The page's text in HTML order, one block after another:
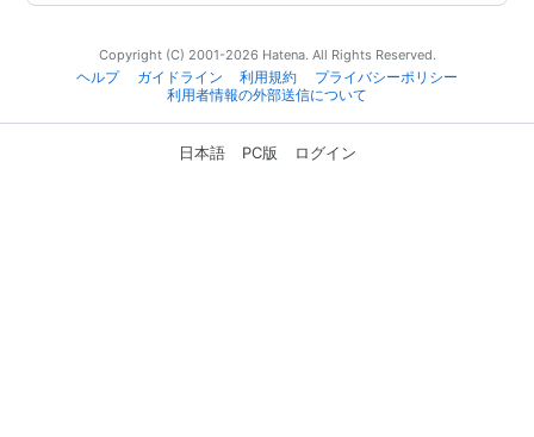
Copyright (C) 2001-2026 Hatena. All Rights Reserved.
ヘルプ
ガイドライン 利用規約
プライバシーポリシー
利用者情報の外部送信について
日本語 PC版 ログイン